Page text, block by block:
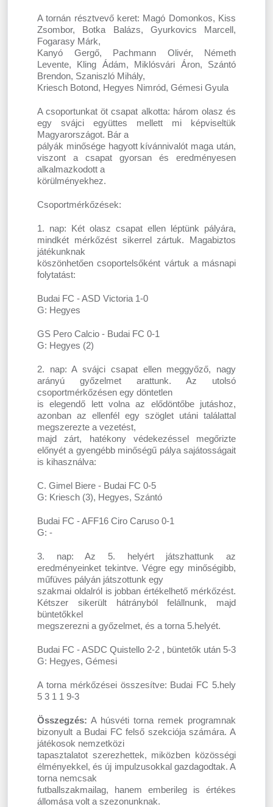
A tornán résztvevő keret: Magó Domonkos, Kiss
Zsombor, Botka Balázs, Gyurkovics Marcell,
Fogarasy Márk,
Kanyó Gergő, Pachmann Olivér, Németh
Levente, Kling Ádám, Miklósvári Áron, Szántó
Brendon, Szaniszló Mihály,
Kriesch Botond, Hegyes Nimród, Gémesi Gyula
A csoportunkat öt csapat alkotta: három olasz és
egy svájci együttes mellett mi képviseltük
Magyarországot. Bár a
pályák minősége hagyott kívánnivalót maga után,
viszont a csapat gyorsan és eredményesen
alkalmazkodott a
körülményekhez.
Csoportmérkőzések:
1. nap: Két olasz csapat ellen léptünk pályára,
mindkét mérkőzést sikerrel zártuk. Magabiztos
játékunknak
köszönhetően csoportelsőként vártuk a másnapi
folytatást:
Budai FC - ASD Victoria 1-0
G: Hegyes
GS Pero Calcio - Budai FC 0-1
G: Hegyes (2)
2. nap: A svájci csapat ellen meggyőző, nagy
arányú győzelmet arattunk. Az utolsó
csoportmérkőzésen egy döntetlen
is elegendő lett volna az elődöntőbe jutáshoz,
azonban az ellenfél egy szöglet utáni találattal
megszerezte a vezetést,
majd zárt, hatékony védekezéssel megőrizte
előnyét a gyengébb minőségű pálya sajátosságait
is kihasználva:
C. Gimel Biere - Budai FC 0-5
G: Kriesch (3), Hegyes, Szántó
Budai FC - AFF16 Ciro Caruso 0-1
G: -
3. nap: Az 5. helyért játszhattunk az
eredményeinket tekintve. Végre egy minőségibb,
műfüves pályán játszottunk egy
szakmai oldalról is jobban értékelhető mérkőzést.
Kétszer sikerült hátrányból felállnunk, majd
büntetőkkel
megszerezni a győzelmet, és a torna 5.helyét.
Budai FC - ASDC Quistello 2-2 , büntetők után 5-3
G: Hegyes, Gémesi
A torna mérkőzései összesítve: Budai FC 5.hely
5 3 1 1 9-3
Összegzés: A húsvéti torna remek programnak
bizonyult a Budai FC felső szekciója számára. A
játékosok nemzetközi
tapasztalatot szerezhettek, miközben közösségi
élményekkel, és új impulzusokkal gazdagodtak. A
torna nemcsak
futballszakmailag, hanem emberileg is értékes
állomása volt a szezonunknak.